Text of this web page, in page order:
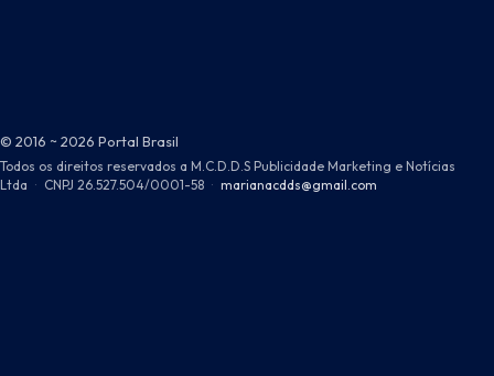
© 2016 ~ 2026 Portal Brasil
Todos os direitos reservados a M.C.D.D.S Publicidade Marketing e Notícias
Ltda · CNPJ 26.527.504/0001-58 · marianacdds@gmail.com